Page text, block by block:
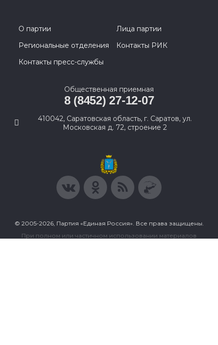
О партии
Лица партии
Региональные отделения
Контакты РИК
Контакты пресс-службы
Общественная приемная
8 (8452) 27-12-07
410042, Саратовская область, г. Саратов, ул.
Московская д. 72, строение 2
© 2005-2026, Партия «Единая Россия». Все права защищены.
При полном или частичном использовании материалов